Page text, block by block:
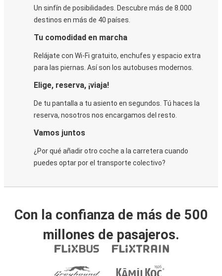
Un sinfín de posibilidades. Descubre más de 8.000
destinos en más de 40 países.
Tu comodidad en marcha
Relájate con Wi-Fi gratuito, enchufes y espacio extra
para las piernas. Así son los autobuses modernos.
Elige, reserva, ¡viaja!
De tu pantalla a tu asiento en segundos. Tú haces la
reserva, nosotros nos encargamos del resto.
Vamos juntos
¿Por qué añadir otro coche a la carretera cuando
puedes optar por el transporte colectivo?
Con la confianza de más de 500
millones de pasajeros.